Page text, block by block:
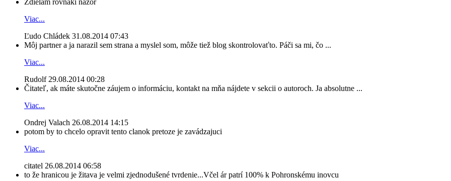
Zdielam rovnaki nazor
Viac...
Ľudo Chládek 31.08.2014 07:43
Môj partner a ja narazil sem strana a myslel som, môže tiež blog skontrolovaťto. Páči sa mi, čo ...
Viac...
Rudolf 29.08.2014 00:28
Čitateľ, ak máte skutočne záujem o informáciu, kontakt na mňa nájdete v sekcii o autoroch. Ja absolutne ...
Viac...
Ondrej Valach 26.08.2014 14:15
potom by to chcelo opravit tento clanok pretoze je zavádzajuci
Viac...
citatel 26.08.2014 06:58
to že hranicou je žitava je velmi zjednodušené tvrdenie...Včel ár patrí 100% k Pohronskému inovcu